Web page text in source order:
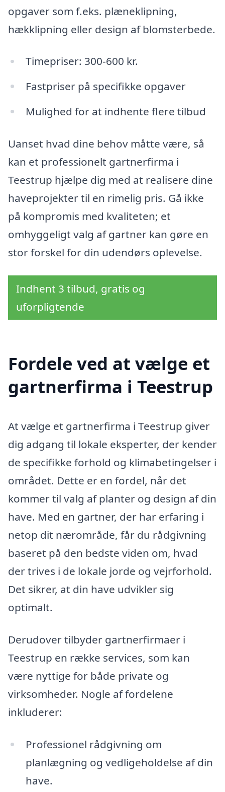
opgaver som f.eks. plæneklipning,
hækklipning eller design af blomsterbede.
Timepriser: 300-600 kr.
Fastpriser på specifikke opgaver
Mulighed for at indhente flere tilbud
Uanset hvad dine behov måtte være, så
kan et professionelt gartnerfirma i
Teestrup hjælpe dig med at realisere dine
haveprojekter til en rimelig pris. Gå ikke
på kompromis med kvaliteten; et
omhyggeligt valg af gartner kan gøre en
stor forskel for din udendørs oplevelse.
Indhent 3 tilbud, gratis og
uforpligtende
Fordele ved at vælge et
gartnerfirma i Teestrup
At vælge et gartnerfirma i Teestrup giver
dig adgang til lokale eksperter, der kender
de specifikke forhold og klimabetingelser i
området. Dette er en fordel, når det
kommer til valg af planter og design af din
have. Med en gartner, der har erfaring i
netop dit nærområde, får du rådgivning
baseret på den bedste viden om, hvad
der trives i de lokale jorde og vejrforhold.
Det sikrer, at din have udvikler sig
optimalt.
Derudover tilbyder gartnerfirmaer i
Teestrup en række services, som kan
være nyttige for både private og
virksomheder. Nogle af fordelene
inkluderer:
Professionel rådgivning om
planlægning og vedligeholdelse af din
have.